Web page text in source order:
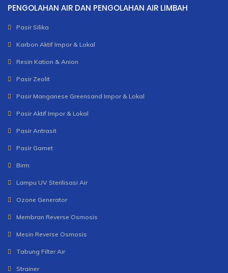
PENGOLAHAN AIR DAN PENGOLAHAN AIR LIMBAH
Pasir Silika
Karbon Aktif Impor & Lokal
Resin Kation & Anion
Pasir Zeolit
Pasir Manganese Greensand Impor & Lokal
Pasir Aktif Impor & Lokal
Pasir Antrasit
Pasir Garnet
Birm
Lampu UV Sterilisasi Air
Ozone Generator
Membran Reverse Osmosis
Mesin Reverse Osmosis
Tabung Filter Air
Strainer